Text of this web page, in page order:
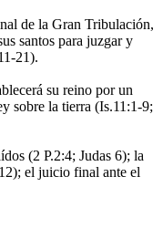
de la Gran Tribulación,
santos para juzgar y
21).
su reino por un
sobre la tierra (Is.11:1-9;
(2 P.2:4; Judas 6); la
el juicio final ante el